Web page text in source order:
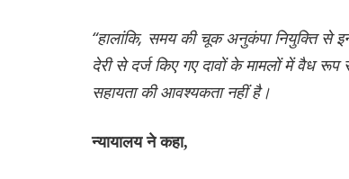
“हालांकि, समय की चूक अनुकंपा नियुक्ति से
देरी से दर्ज किए गए दावों के मामलों में वैध रूप
सहायता की आवश्यकता नहीं है।
न्यायालय ने कहा,